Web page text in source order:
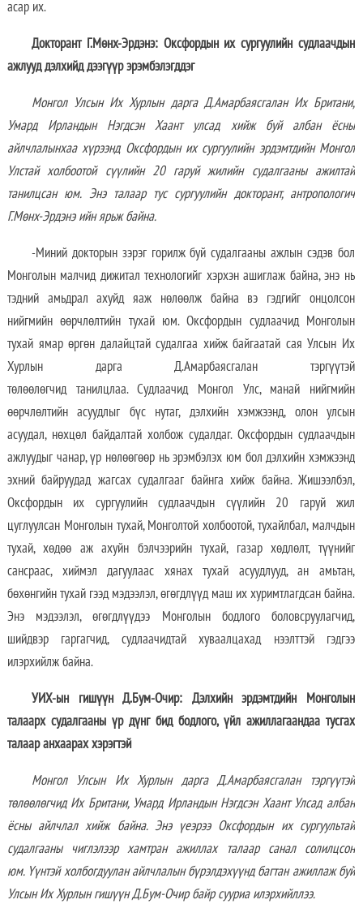
асар их.
Докторант Г.Мөнх-Эрдэнэ: Оксфордын их сургуулийн судлаачдын
ажлууд дэлхийд дээгүүр эрэмбэлэгддэг
Монгол Улсын Их Хурлын дарга Д.Амарбаясгалан Их Британи,
Умард Ирландын Нэгдсэн Хаант улсад хийж буй албан ёсны
айлчлалынхаа хүрээнд Оксфордын их сургуулийн эрдэмтдийн Монгол
Улстай холбоотой сүүлийн 20 гаруй жилийн судалгааны ажилтай
танилцсан юм. Энэ талаар тус сургуулийн докторант, антропологич
Г.Мөнх-Эрдэнэ ийн ярьж байна.
-Миний докторын зэрэг горилж буй судалгааны ажлын сэдэв бол
Монголын малчид дижитал технологийг хэрхэн ашиглаж байна, энэ нь
тэдний амьдрал ахуйд яаж нөлөөлж байна вэ гэдгийг онцолсон
нийгмийн өөрчлөлтийн тухай юм. Оксфордын судлаачид Монголын
тухай ямар өргөн далайцтай судалгаа хийж байгаатай сая Улсын Их
Хурлын дарга Д.Амарбаясгалан тэргүүтэй
төлөөлөгчид танилцлаа. Судлаачид Монгол Улс, манай нийгмийн
өөрчлөлтийн асуудлыг бүс нутаг, дэлхийн хэмжээнд, олон улсын
асуудал, нөхцөл байдалтай холбож судалдаг. Оксфордын судлаачдын
ажлуудыг чанар, үр нөлөөгөөр нь эрэмбэлэх юм бол дэлхийн хэмжээнд
эхний байруудад жагсах судалгааг байнга хийж байна. Жишээлбэл,
Оксфордын их сургуулийн судлаачдын сүүлийн 20 гаруй жил
цуглуулсан Монголын тухай, Монголтой холбоотой, тухайлбал, малчдын
тухай, хөдөө аж ахуйн бэлчээрийн тухай, газар хөдлөлт, түүнийг
сансраас, хиймэл дагуулаас хянах тухай асуудлууд, ан амьтан,
бөхөнгийн тухай гээд мэдээлэл, өгөгдлүүд маш их хуримтлагдсан байна.
Энэ мэдээлэл, өгөгдлүүдээ Монголын бодлого боловсруулагчид,
шийдвэр гаргагчид, судлаачидтай хуваалцахад нээлттэй гэдгээ
илэрхийлж байна.
УИХ-ын гишүүн Д.Бум-Очир: Дэлхийн эрдэмтдийн Монголын
талаарх судалгааны үр дүнг бид бодлого, үйл ажиллагаандаа тусгах
талаар анхаарах хэрэгтэй
Монгол Улсын Их Хурлын дарга Д.Амарбаясгалан тэргүүтэй
төлөөлөгчид Их Британи, Умард Ирландын Нэгдсэн Хаант Улсад албан
ёсны айлчлал хийж байна. Энэ үеэрээ Оксфордын их сургуультай
судалгааны чиглэлээр хамтран ажиллах талаар санал солилцсон
юм. Үүнтэй холбогдуулан айлчлалын бүрэлдэхүүнд багтан ажиллаж буй
Улсын Их Хурлын гишүүн Д.Бум-Очир байр сууриа илэрхийллээ.